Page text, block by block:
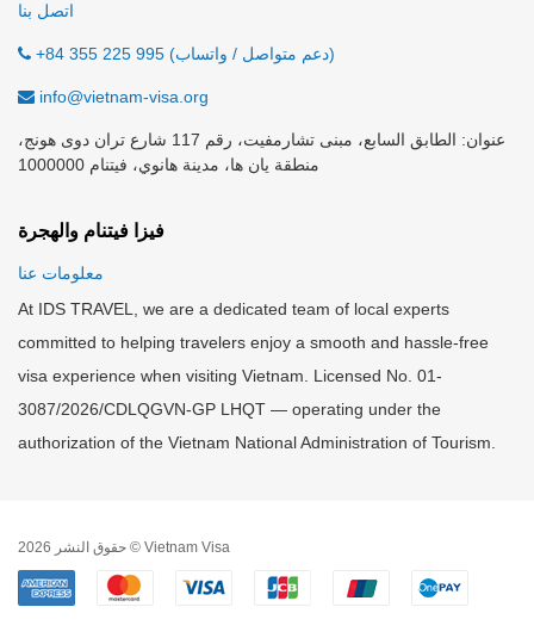
اتصل بنا
+84 355 225 995 (دعم متواصل / واتساب)
info@vietnam-visa.org
عنوان: الطابق السابع، مبنى تشارمفيت، رقم 117 شارع تران دوى هونج،
منطقة يان ها، مدينة هانوي، فيتنام 1000000
فيزا فيتنام والهجرة
معلومات عنا
At IDS TRAVEL, we are a dedicated team of local experts
committed to helping travelers enjoy a smooth and hassle-free
visa experience when visiting Vietnam. Licensed No. 01-
3087/2026/CDLQGVN-GP LHQT — operating under the
authorization of the Vietnam National Administration of Tourism.
حقوق النشر 2026 © Vietnam Visa